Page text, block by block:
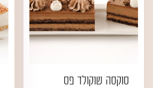
סוקסה שוקולד פס